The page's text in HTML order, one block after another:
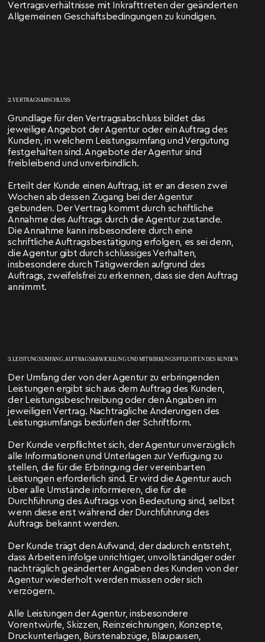
Vertragsverhältnisse mit Inkrafttreten der geänderten
Allgemeinen Geschäftsbedingungen zu kündigen.
2. VERTRAGSABSCHLUSS
Grundlage für den Vertragsabschluss bildet das
jeweilige Angebot der Agentur oder ein Auftrag des
Kunden, in welchem Leistungsumfang und Vergütung
festgehalten sind. Angebote der Agentur sind
freibleibend und unverbindlich.
Erteilt der Kunde einen Auftrag, ist er an diesen zwei
Wochen ab dessen Zugang bei der Agentur
gebunden. Der Vertrag kommt durch schriftliche
Annahme des Auftrags durch die Agentur zustande.
Die Annahme kann insbesondere durch eine
schriftliche Auftragsbestätigung erfolgen, es sei denn,
die Agentur gibt durch schlüssiges Verhalten,
insbesondere durch Tätigwerden aufgrund des
Auftrags, zweifelsfrei zu erkennen, dass sie den Auftrag
annimmt.
3. LEISTUNGSUMFANG, AUFTRAGSABWICKLUNG UND MITWIRKUNGSPFLICHTEN DES KUNDEN
Der Umfang der von der Agentur zu erbringenden
Leistungen ergibt sich aus dem Auftrag des Kunden,
der Leistungsbeschreibung oder den Angaben im
jeweiligen Vertrag. Nachträgliche Änderungen des
Leistungsumfangs bedürfen der Schriftform.
Der Kunde verpflichtet sich, der Agentur unverzüglich
alle Informationen und Unterlagen zur Verfügung zu
stellen, die für die Erbringung der vereinbarten
Leistungen erforderlich sind. Er wird die Agentur auch
über alle Umstände informieren, die für die
Durchführung des Auftrags von Bedeutung sind, selbst
wenn diese erst während der Durchführung des
Auftrags bekannt werden.
Der Kunde trägt den Aufwand, der dadurch entsteht,
dass Arbeiten infolge unrichtiger, unvollständiger oder
nachträglich geänderter Angaben des Kunden von der
Agentur wiederholt werden müssen oder sich
verzögern.
Alle Leistungen der Agentur, insbesondere
Vorentwürfe, Skizzen, Reinzeichnungen, Konzepte,
Druckunterlagen, Bürstenabzüge, Blaupausen,